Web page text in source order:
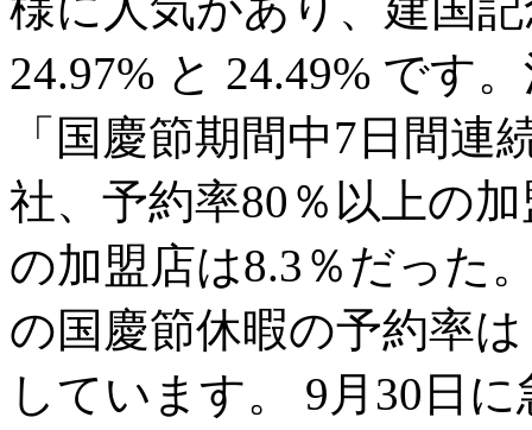
24.97% と 24.49% です
「国慶節期間中7日間
社、予約率80％以上の
の加盟店は8.3％だった
の国慶節休暇の予約率
しています。 9月30日